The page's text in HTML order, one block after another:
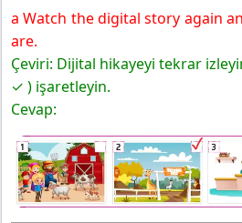
5 Time To Keep İn Mind
a Watch the digital story again
are.
Çeviri: Dijital hikayeyi tekrar
✓ ) işaretleyin.
Cevap: